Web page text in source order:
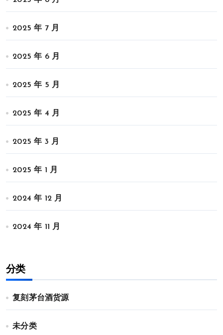
2025 年 7 月
2025 年 6 月
2025 年 5 月
2025 年 4 月
2025 年 3 月
2025 年 1 月
2024 年 12 月
2024 年 11 月
分类
复刻茅台酒货源
未分类